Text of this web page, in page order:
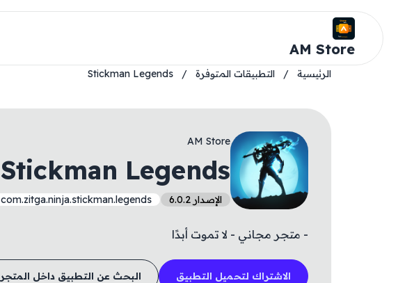
AM Store
الرئيسية / التطبيقات المتوفرة /
Stickman Legends
AM Store
Stickman Legends
الإصدار 6.0.2 com.zitga.ninja.stickman.legends
- متجر مجاني - لا تموت أبدًا
الاشتراك لتحميل التطبيق البحث عن التطبيق داخل المتجر